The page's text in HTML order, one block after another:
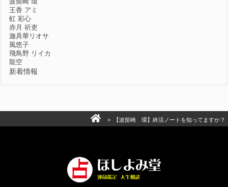
王香 アミ
虹 彩心
赤月 祈吏
迦具華リオサ
風悠子
飛鳥野 リイカ
龍空
新着情報
> 【波留崎 環】終活ノートを知ってますか？